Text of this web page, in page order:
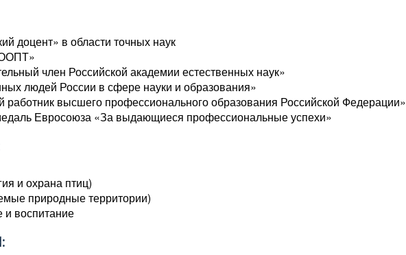
доцент» в области точных наук
ООПТ»
член Российской академии естественных наук»
людей России в сфере науки и образования»
работник высшего профессионального образования Российской Федерации»
Евросоюза «За выдающиеся профессиональные успехи»
и охрана птиц)
природные территории)
и воспитание